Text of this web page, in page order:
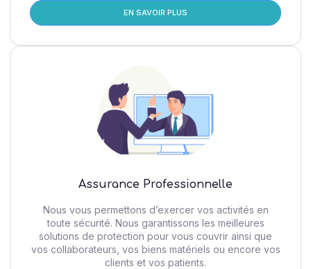
EN SAVOIR PLUS
Assurance Professionnelle
Nous vous permettons d’exercer vos activités en
toute sécurité. Nous garantissons les meilleures
solutions de protection pour vous couvrir ainsi que
vos collaborateurs, vos biens matériels ou encore vos
clients et vos patients.